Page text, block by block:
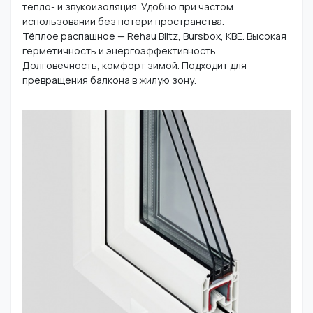
тепло- и звукоизоляция. Удобно при частом
использовании без потери пространства.
Тёплое распашное — Rehau Blitz, Bursbox, KBE. Высокая
герметичность и энергоэффективность.
Долговечность, комфорт зимой. Подходит для
превращения балкона в жилую зону.